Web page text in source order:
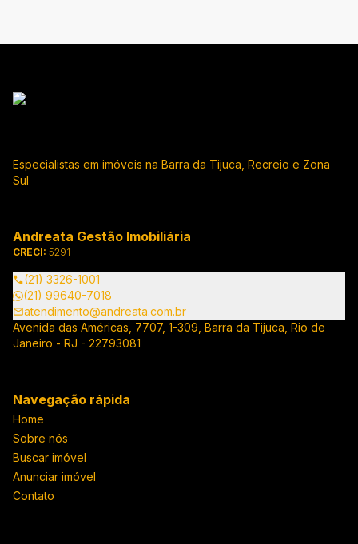
Especialistas em imóveis na Barra da Tijuca, Recreio e Zona
Sul
Andreata Gestão Imobiliária
CRECI: 5291
(21) 3326-1001
(21) 99640-7018
atendimento@andreata.com.br
Avenida das Américas, 7707, 1-309, Barra da Tijuca, Rio de
Janeiro - RJ - 22793081
Navegação rápida
Home
Sobre nós
Buscar imóvel
Anunciar imóvel
Contato